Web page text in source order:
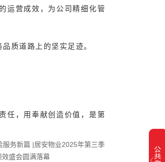
运营成效，为公司精细化管
质道路上的坚实足迹。
任，用奉献创造价值，是第